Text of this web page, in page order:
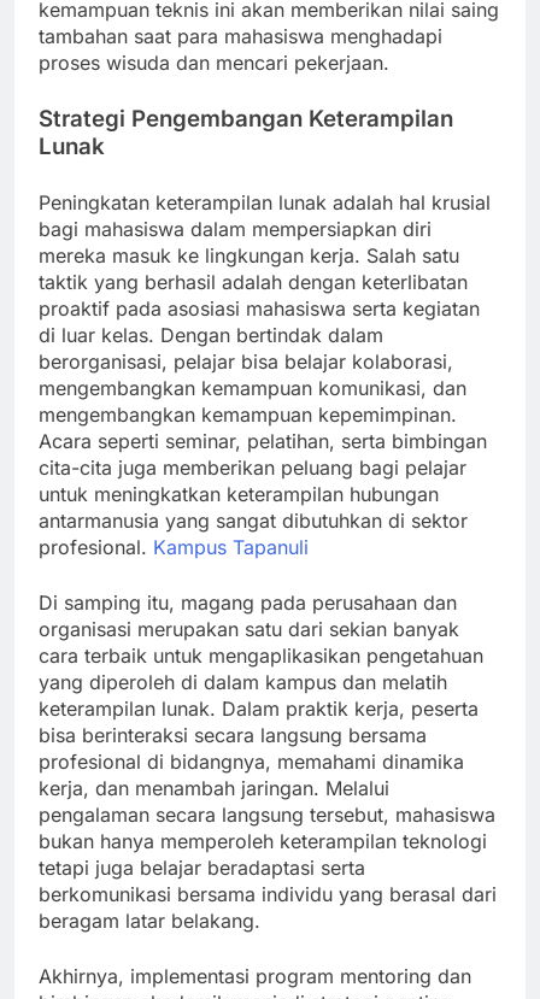
kemampuan teknis ini akan memberikan nilai saing
tambahan saat para mahasiswa menghadapi
proses wisuda dan mencari pekerjaan.
Strategi Pengembangan Keterampilan
Lunak
Peningkatan keterampilan lunak adalah hal krusial
bagi mahasiswa dalam mempersiapkan diri
mereka masuk ke lingkungan kerja. Salah satu
taktik yang berhasil adalah dengan keterlibatan
proaktif pada asosiasi mahasiswa serta kegiatan
di luar kelas. Dengan bertindak dalam
berorganisasi, pelajar bisa belajar kolaborasi,
mengembangkan kemampuan komunikasi, dan
mengembangkan kemampuan kepemimpinan.
Acara seperti seminar, pelatihan, serta bimbingan
cita-cita juga memberikan peluang bagi pelajar
untuk meningkatkan keterampilan hubungan
antarmanusia yang sangat dibutuhkan di sektor
profesional. Kampus Tapanuli
Di samping itu, magang pada perusahaan dan
organisasi merupakan satu dari sekian banyak
cara terbaik untuk mengaplikasikan pengetahuan
yang diperoleh di dalam kampus dan melatih
keterampilan lunak. Dalam praktik kerja, peserta
bisa berinteraksi secara langsung bersama
profesional di bidangnya, memahami dinamika
kerja, dan menambah jaringan. Melalui
pengalaman secara langsung tersebut, mahasiswa
bukan hanya memperoleh keterampilan teknologi
tetapi juga belajar beradaptasi serta
berkomunikasi bersama individu yang berasal dari
beragam latar belakang.
Akhirnya, implementasi program mentoring dan